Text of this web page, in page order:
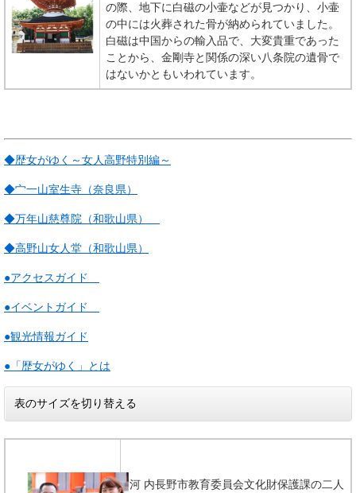
の際、地下に白磁の小壷などが見つかり、小壷
の中には火葬された骨が納められていました。
白磁は中国からの輸入品で、大変貴重であった
ことから、金剛寺と関係の深い八条院の遺骨で
はないかともいわれています。
◆歴女がゆく～女人高野特別編～
◆宀一山室生寺（奈良県）
◆万年山慈尊院（和歌山県）
◆高野山女人堂（和歌山県）
●アクセスガイド
●イベントガイド
●観光情報ガイド
●「歴女がゆく」とは
表のサイズを切り替える
河 内長野市教育委員会文化財保護課の二人